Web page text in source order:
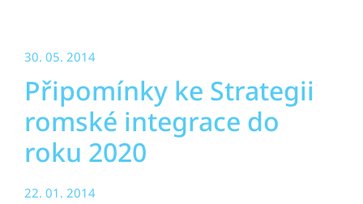
30. 05. 2014
Připomínky ke Strategii
romské integrace do
roku 2020
22. 01. 2014